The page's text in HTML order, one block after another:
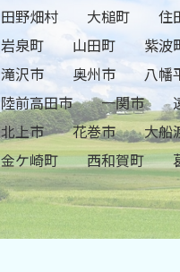
田野畑村 大槌町 住
岩泉町 山田町 紫波
滝沢市 奥州市 八幡
陸前高田市 一関市
北上市 花巻市 大船
金ケ崎町 西和賀町